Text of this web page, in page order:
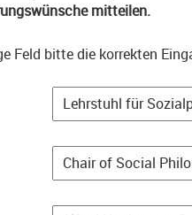
mitteilen.
Feld bitte die korrekten